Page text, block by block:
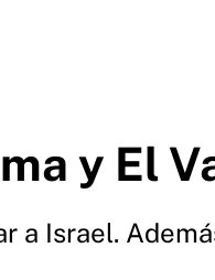
y El
a Israel.